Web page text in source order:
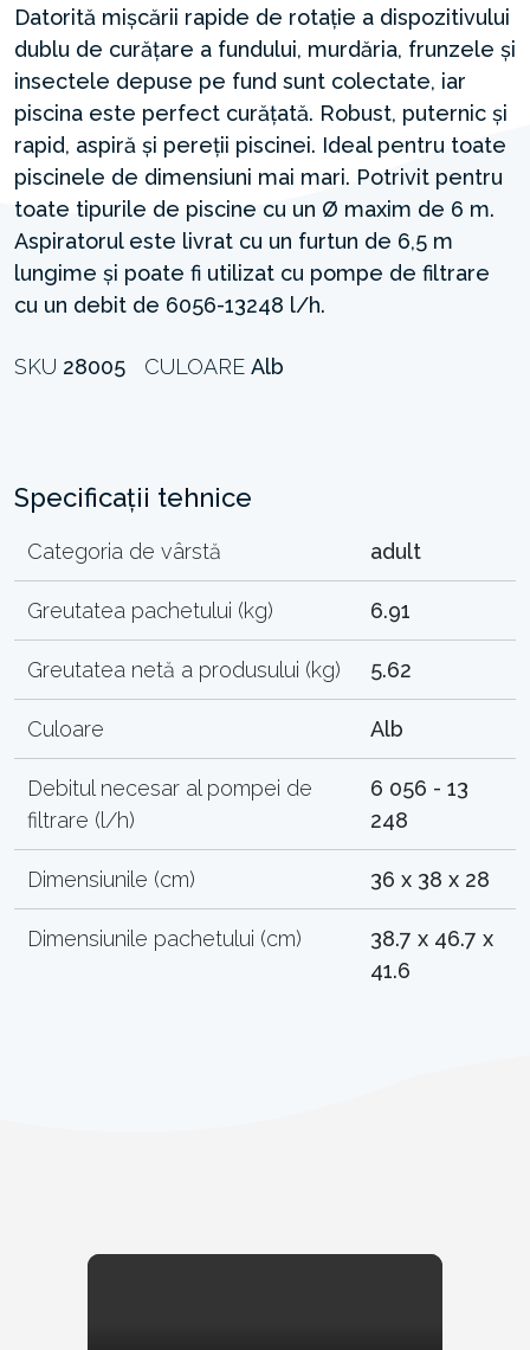
Datorită mișcării rapide de rotație a dispozitivului
dublu de curățare a fundului, murdăria, frunzele și
insectele depuse pe fund sunt colectate, iar
piscina este perfect curățată. Robust, puternic și
rapid, aspiră și pereții piscinei. Ideal pentru toate
piscinele de dimensiuni mai mari. Potrivit pentru
toate tipurile de piscine cu un Ø maxim de 6 m.
Aspiratorul este livrat cu un furtun de 6,5 m
lungime și poate fi utilizat cu pompe de filtrare
cu un debit de 6056-13248 l/h.
SKU 28005 CULOARE Alb
Specificații tehnice
Categoria de vârstă adult
Greutatea pachetului (kg) 6.91
Greutatea netă a produsului (kg) 5.62
Culoare Alb
Debitul necesar al pompei de
filtrare (l/h)
6 056 - 13
248
Dimensiunile (cm) 36 x 38 x 28
Dimensiunile pachetului (cm)
38.7 x 46.7 x
41.6